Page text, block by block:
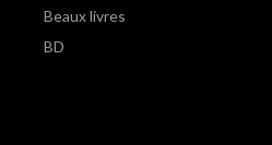
Beaux livres
BD